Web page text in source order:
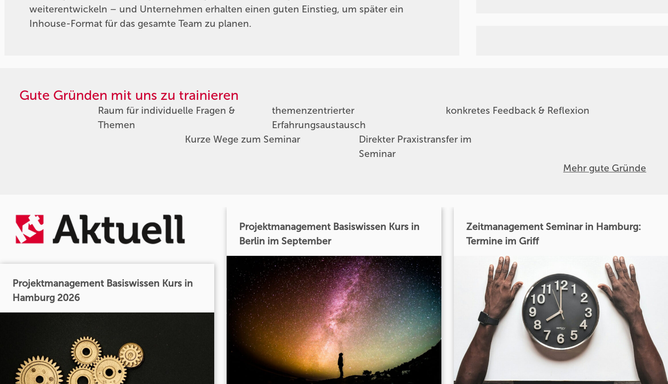
weiterentwickeln – und Unternehmen erhalten einen guten Einstieg, um später ein
Inhouse-Format für das gesamte Team zu planen.
Gute Gründen mit uns zu trainieren
Raum für individuelle Fragen &
Themen
themenzentrierter
Erfahrungsaustausch
konkretes Feedback & Reflexion
Kurze Wege zum Seminar
Direkter Praxistransfer im
Seminar
Mehr gute Gründe
Projektmanagement Basiswissen Kurs in
Hamburg 2026
Projektmanagement Basiswissen Kurs in
Berlin im September
Zeitmanagement Seminar in Hamburg:
Termine im Griff